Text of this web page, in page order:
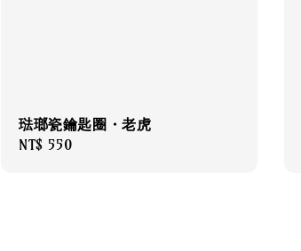
琺瑯瓷鑰匙圈・老虎
Regular
NT$ 550